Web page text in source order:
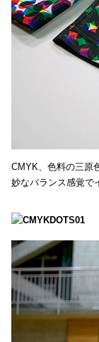
CMYK、色料の三原
妙なバランス感覚で